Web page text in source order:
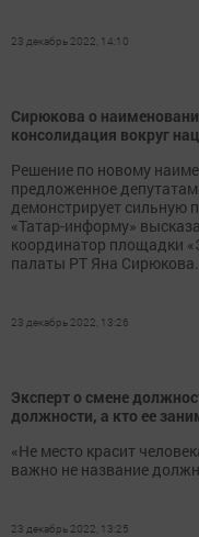
23 декабрь 2022, 14:10
Сирюкова о
консолидация вокруг
Решение по новому
предложенное
демонстрирует сильную
«Татар-информу»
координатор площадки
палаты РТ Яна Сирюкова.
23 декабрь 2022, 13:26
Эксперт о смене
должности, а кто ее
«Не место красит
важно не название
23 декабрь 2022, 13:25